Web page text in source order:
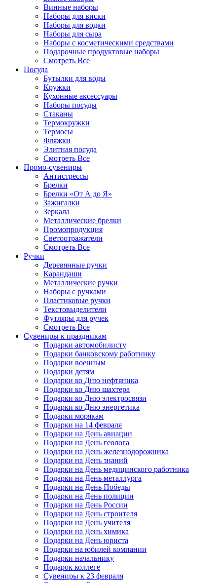
Винные наборы
Наборы для виски
Наборы для водки
Наборы для сыра
Наборы с косметическими средствами
Подарочные продуктовые наборы
Смотреть Все
Посуда
Бутылки для воды
Кружки
Кухонные аксессуары
Наборы посуды
Стаканы
Термокружки
Термосы
Фляжки
Элитная посуда
Смотреть Все
Промо-сувениры
Антистрессы
Брелки
Брелки «От А до Я»
Зажигалки
Зеркала
Металлические брелки
Промопродукция
Светоотражатели
Смотреть Все
Ручки
Деревянные ручки
Карандаши
Металлические ручки
Наборы с ручками
Пластиковые ручки
Текстовыделители
Футляры для ручек
Смотреть Все
Сувениры к праздникам
Подарки автомобилисту
Подарки банковскому работнику
Подарки военным
Подарки детям
Подарки ко Дню нефтяника
Подарки ко Дню шахтера
Подарки ко Дню электросвязи
Подарки ко Дню энергетика
Подарки морякам
Подарки на 14 февраля
Подарки на День авиации
Подарки на День геолога
Подарки на День железнодорожника
Подарки на День знаний
Подарки на День медицинского работника
Подарки на День металлурга
Подарки на День Победы
Подарки на День полиции
Подарки на День России
Подарки на День строителя
Подарки на День учителя
Подарки на День химика
Подарки на День юриста
Подарки на юбилей компании
Подарки начальнику
Подарок коллеге
Сувениры к 23 февраля